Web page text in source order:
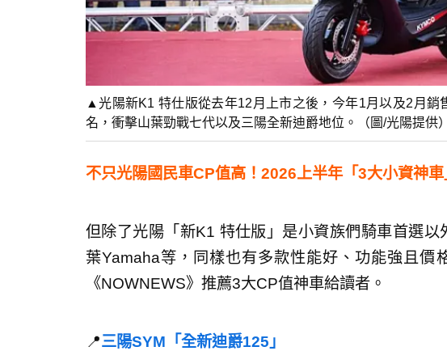
▲光陽新K1 特仕版從去年12月上市之後，今年1月以及2月銷
名，衝擊山葉勁戰七代以及三陽全新迪爵地位。（圖/光陽提供）
不只光陽國民車CP值高！2026上半年「3大小資神
但除了光陽「新K1 特仕版」是小資族們騎車首選
葉Yamaha等，同樣也有多款性能好、功能強且價
《NOWNEWS》推薦3大CP值神車給讀者。
📍三陽SYM「全新迪爵125」